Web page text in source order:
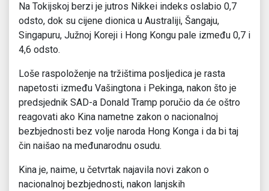
Na Tokijskoj berzi je jutros Nikkei indeks oslabio 0,7
odsto, dok su cijene dionica u Australiji, Šangaju,
Singapuru, Južnoj Koreji i Hong Kongu pale između 0,7 i
4,6 odsto.
Loše raspoloženje na tržištima posljedica je rasta
napetosti između Vašingtona i Pekinga, nakon što je
predsjednik SAD-a Donald Tramp poručio da će oštro
reagovati ako Kina nametne zakon o nacionalnoj
bezbjednosti bez volje naroda Hong Konga i da bi taj
čin naišao na međunarodnu osudu.
Kina je, naime, u četvrtak najavila novi zakon o
nacionalnoj bezbjednosti, nakon lanjskih